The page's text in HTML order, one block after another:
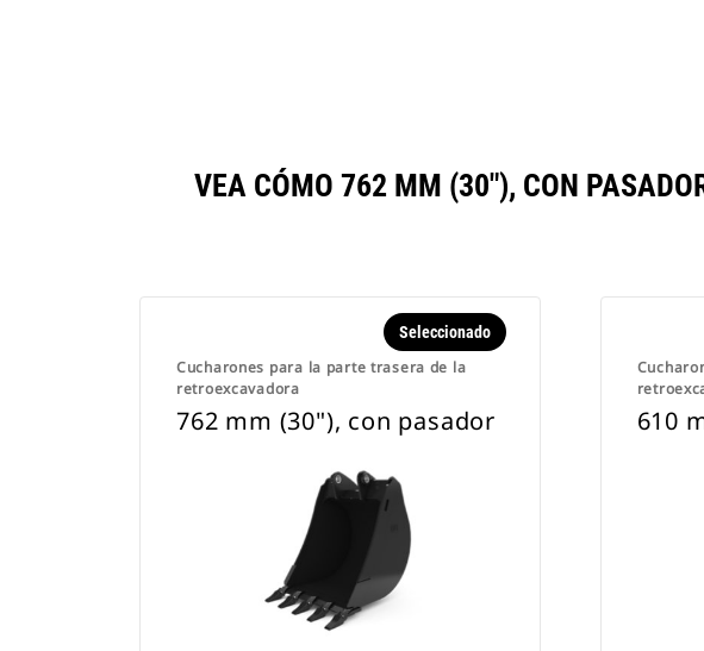
VEA CÓMO 762 MM (30"), CON
Cucharones para la parte trasera de la
retroexcavadora
Seleccionado
762 mm (30"), con pasador 610